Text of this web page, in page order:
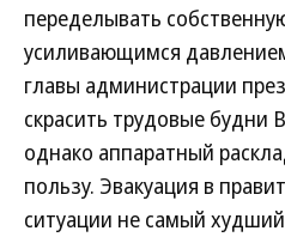
переделывать
усиливающимся
главы администрации
скрасить трудовые будни
однако аппаратный
пользу. Эвакуация в
ситуации не самый